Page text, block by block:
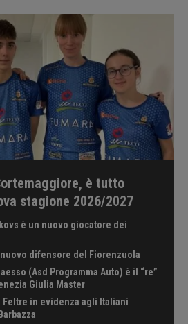
è tutto
stagione 2026/2027
è un nuovo giocatore dei
difensore del Fiorenzuola
(Asd Programma Auto) è il “re”
Giulia Master
Feltre in evidenza agli Italiani